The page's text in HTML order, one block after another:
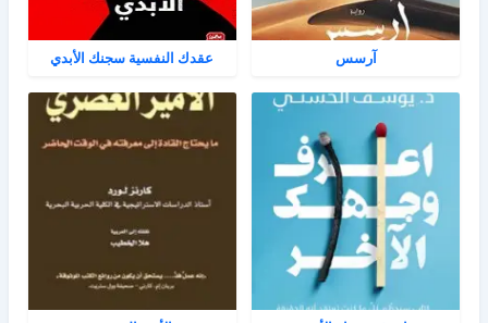
آرسس عقدك النفسية سجنك الأبدي